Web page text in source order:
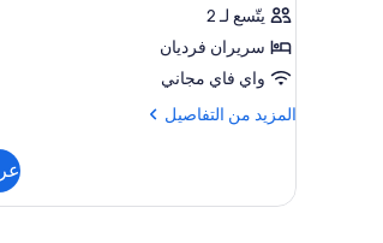
يتّسع لـ 2
سريران فرديان
واي فاي مجاني
المزيد من التفاصيل
المزيد
Family